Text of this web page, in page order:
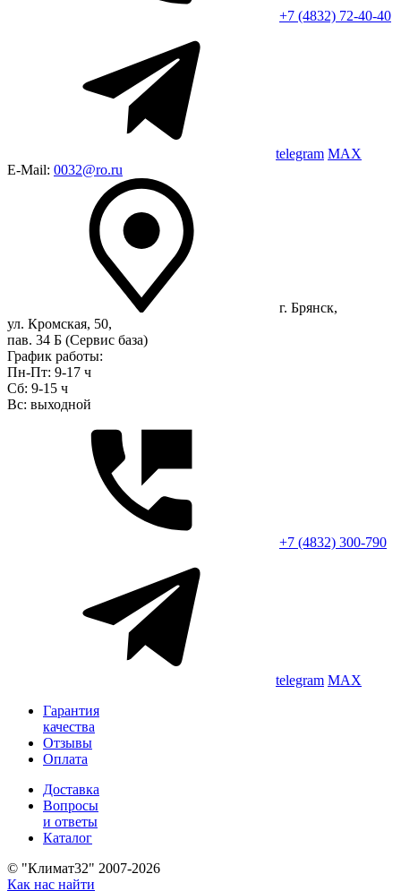
+7 (4832) 72-40-40
telegram MAX
E-Mail: 0032@ro.ru
г. Брянск,
ул. Кромская, 50,
пав. 34 Б (Сервис база)
График работы:
Пн-Пт: 9-17 ч
Сб: 9-15 ч
Вс: выходной
+7 (4832) 300-790
telegram MAX
Гарантия
качества
Отзывы
Оплата
Доставка
Вопросы
и ответы
Каталог
© "Климат32" 2007-2026
Как нас найти